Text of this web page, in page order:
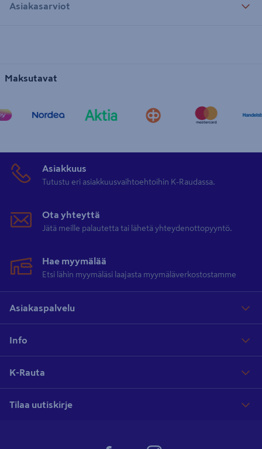
Asiakasarviot
Maksutavat
Asiakkuus
Tutustu eri asiakkuusvaihtoehtoihin K-Raudassa.
Ota yhteyttä
Jätä meille palautetta tai lähetä yhteydenottopyyntö.
Hae myymälää
Etsi lähin myymäläsi laajasta myymäläverkostostamme
Asiakaspalvelu
Info
K-Rauta
Tilaa uutiskirje